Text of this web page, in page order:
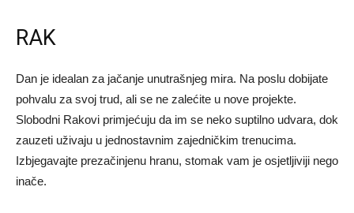
RAK
Dan je idealan za jačanje unutrašnjeg mira. Na poslu dobijate
pohvalu za svoj trud, ali se ne zalećite u nove projekte.
Slobodni Rakovi primjećuju da im se neko suptilno udvara, dok
zauzeti uživaju u jednostavnim zajedničkim trenucima.
Izbjegavajte prezačinjenu hranu, stomak vam je osjetljiviji nego
inače.